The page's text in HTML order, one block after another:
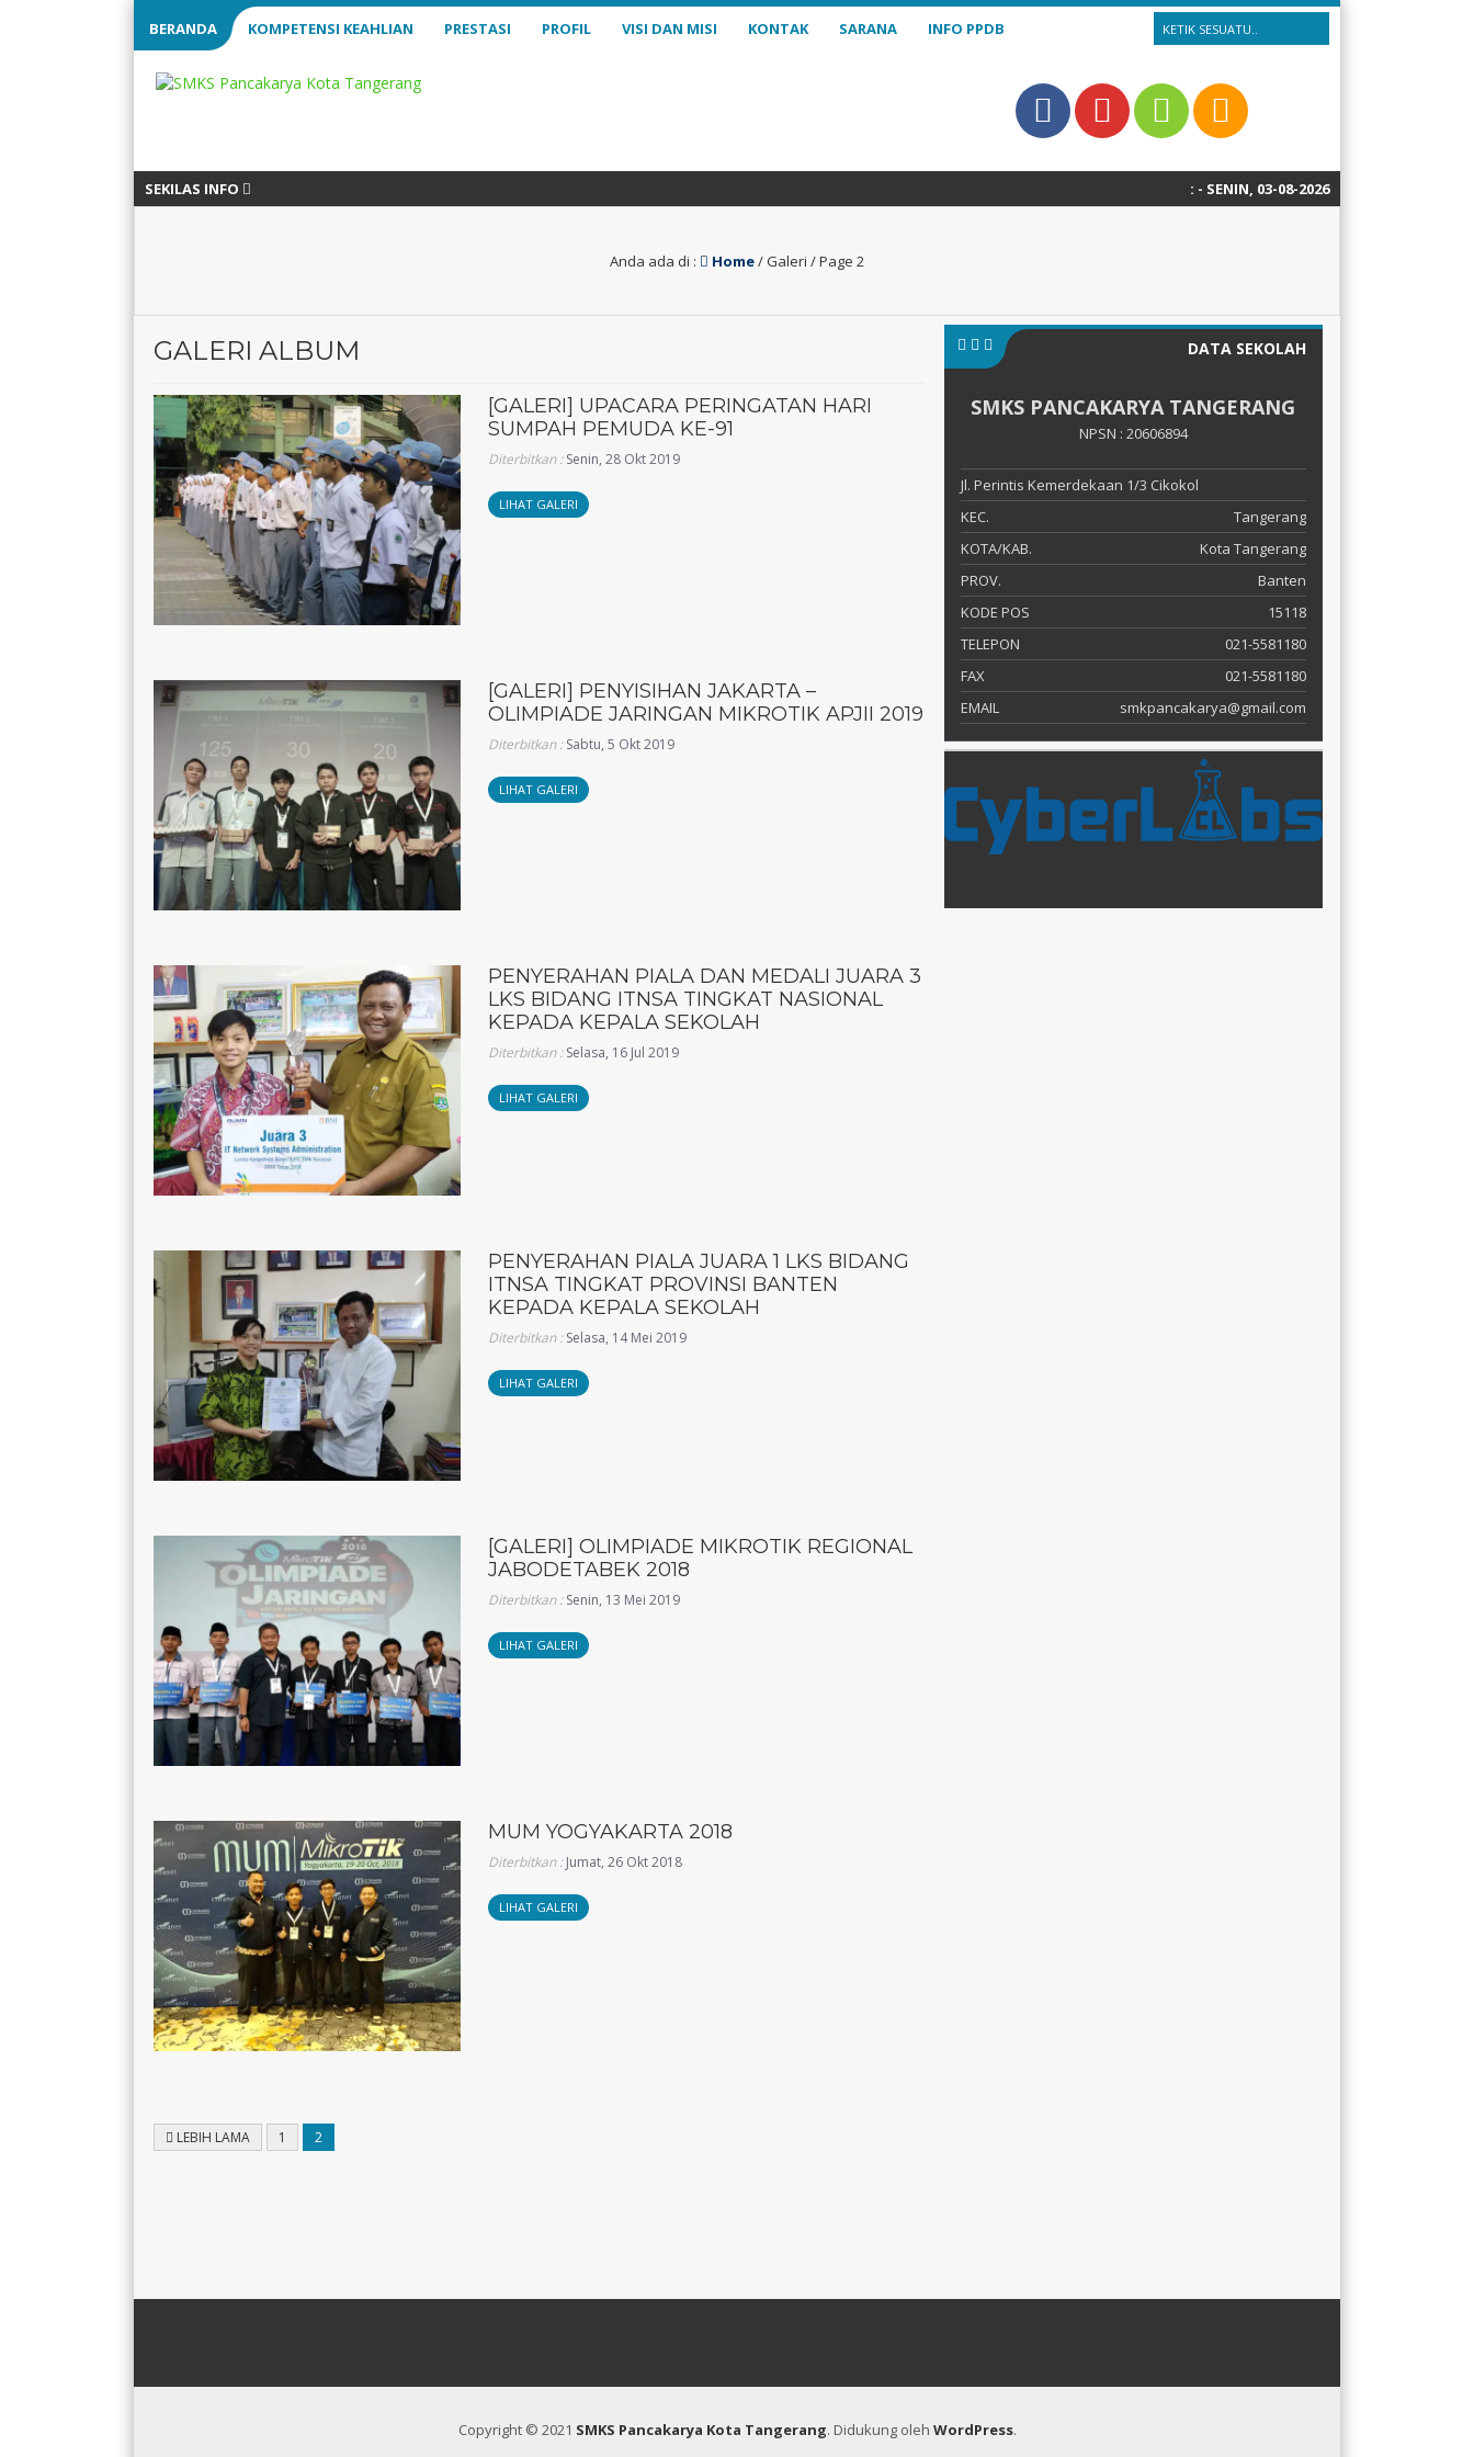
BERANDA KOMPETENSI KEAHLIAN PRESTASI PROFIL VISI DAN MISI KONTAK SARANA INFO PPDB
SEKILAS INFO : - SENIN, 03-08-2026
Anda ada di : Home/ Galeri / Page 2
GALERI ALBUM
[GALERI] UPACARA PERINGATAN HARI
SUMPAH PEMUDA KE-91
Diterbitkan :Senin, 28 Okt 2019
LIHAT GALERI
[GALERI] PENYISIHAN JAKARTA –
OLIMPIADE JARINGAN MIKROTIK APJII 2019
Diterbitkan :Sabtu, 5 Okt 2019
LIHAT GALERI
PENYERAHAN PIALA DAN MEDALI JUARA 3
LKS BIDANG ITNSA TINGKAT NASIONAL
KEPADA KEPALA SEKOLAH
Diterbitkan :Selasa, 16 Jul 2019
LIHAT GALERI
PENYERAHAN PIALA JUARA 1 LKS BIDANG
ITNSA TINGKAT PROVINSI BANTEN
KEPADA KEPALA SEKOLAH
Diterbitkan :Selasa, 14 Mei 2019
LIHAT GALERI
[GALERI] OLIMPIADE MIKROTIK REGIONAL
JABODETABEK 2018
Diterbitkan :Senin, 13 Mei 2019
LIHAT GALERI
MUM YOGYAKARTA 2018
Diterbitkan :Jumat, 26 Okt 2018
LIHAT GALERI
LEBIH LAMA 1 2
DATA SEKOLAH
SMKS PANCAKARYA TANGERANG
NPSN : 20606894
Jl. Perintis Kemerdekaan 1/3 Cikokol
KEC.
Tangerang
KOTA/KAB.
Kota Tangerang
PROV.
Banten
KODE POS
15118
TELEPON
021-5581180
FAX
021-5581180
EMAIL
smkpancakarya@gmail.com
Copyright © 2021 SMKS Pancakarya Kota Tangerang. Didukung oleh WordPress.